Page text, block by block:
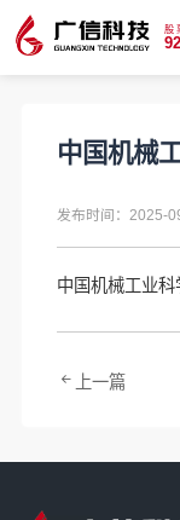
股
中国机械
发布时间：2025-
中国机械工业
上一篇